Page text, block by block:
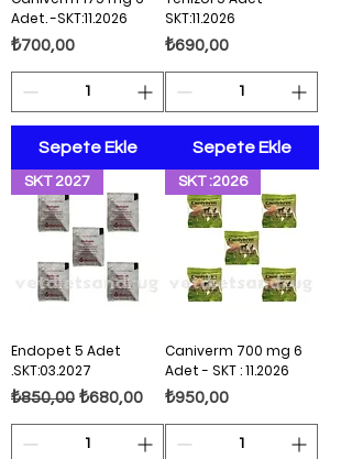
Adet. -SKT:11.2026
Fiyat
₺700,00
Sepete Ekle
SKT:11.2026
Fiyat
₺690,00
Sepete Ekle
SKT 2027
Endopet 5 Adet
.SKT:03.2027
Normal Fiyat
₺850,00 İndirimli Fiyat
₺680,00
SKT :2026
Caniverm 700 mg 6
Adet - SKT : 11.2026
Fiyat
₺950,00